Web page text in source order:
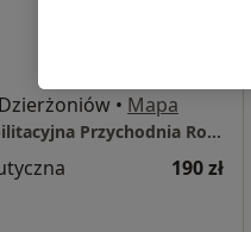
• Mapa
Amicus. Lekarsko - Rehabilitacyjna Przychodnia Rodzinna
190 zł